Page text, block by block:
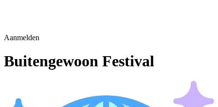
Aanmelden
Buitengewoon Festival